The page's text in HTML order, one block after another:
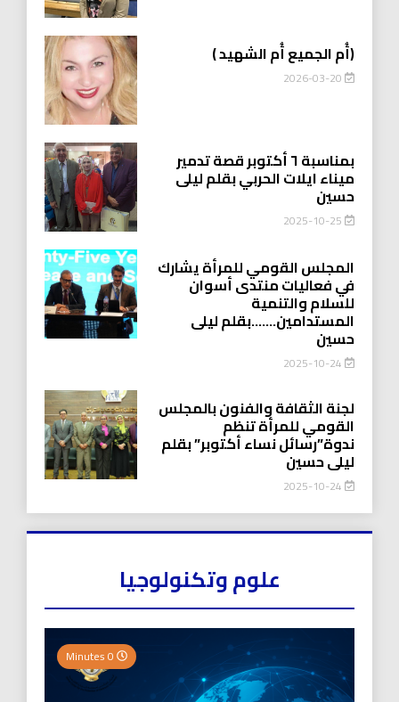
(أُم الجميع أُم الشهيد )
2026-03-20
بمناسبة ٦ أكتوبر قصة تدمير
ميناء ايلات الحربي بقلم ليلى
حسين
2025-10-25
المجلس القومي للمرأة يشارك
في فعاليات منتدى أسوان
للسلام والتنمية
المستدامين…….بقلم ليلى
حسين
2025-10-24
لجنة الثقافة والفنون بالمجلس
القومي للمرأة تنظم
ندوة”رسائل نساء أكتوبر” بقلم
ليلى حسين
2025-10-24
علوم وتكنولوجيا